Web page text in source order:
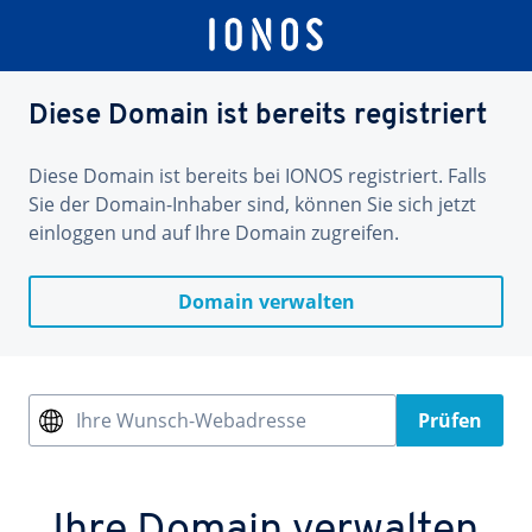
Diese Domain ist bereits registriert
Diese Domain ist bereits bei IONOS registriert. Falls
Sie der Domain-Inhaber sind, können Sie sich jetzt
einloggen und auf Ihre Domain zugreifen.
Domain verwalten
Ihre Wunsch-Webadresse Prüfen